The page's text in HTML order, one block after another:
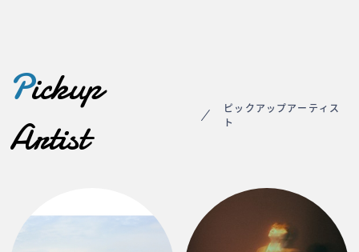
Pickup
Artist
ピックアップアーティス
ト